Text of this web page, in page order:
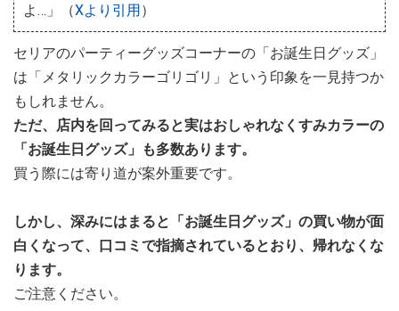
よ…」（Xより引用）
セリアのパーティーグッズコーナーの「お誕生日グッズ」
は「メタリックカラーゴリゴリ」という印象を一見持つか
もしれません。
ただ、店内を回ってみると実はおしゃれなくすみカラーの
「お誕生日グッズ」も多数あります。
買う際には寄り道が案外重要です。
しかし、深みにはまると「お誕生日グッズ」の買い物が面
白くなって、口コミで指摘されているとおり、帰れなくな
ります。
ご注意ください。